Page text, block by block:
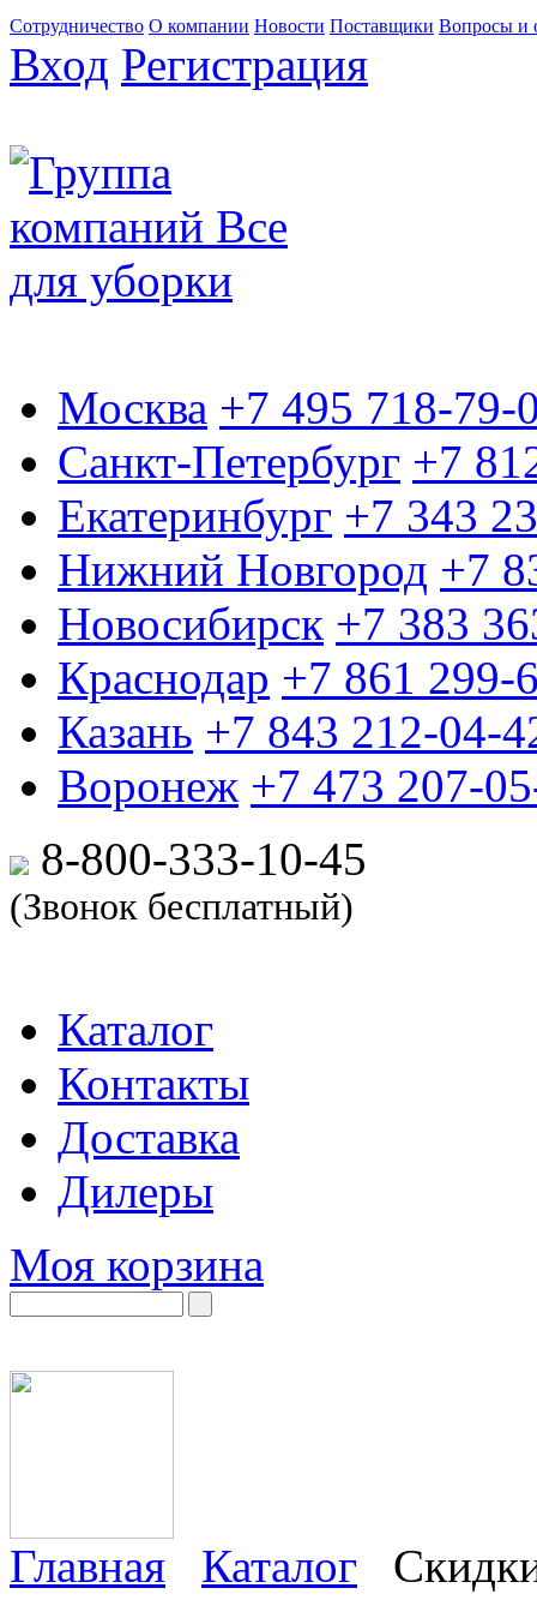
Сотрудничество О компании Новости Поставщики Вопросы и
Вход Регистрация
Москва +7 495 718-79-
Санкт-Петербург +7
Екатеринбург +7 343
Нижний Новгород +7
Новосибирск +7 383
Краснодар +7 861 299-
Казань +7 843 212-04-
Воронеж +7 473 207-
8-800-333-10-45
(Звонок бесплатный)
Каталог
Контакты
Доставка
Дилеры
Моя корзина
Главная Каталог